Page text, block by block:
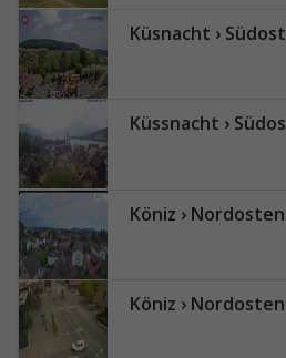
Küsnacht ›
Küssnacht › Südosten:
Köniz › Nordosten:
Köniz › Nordosten: Genossenschaft